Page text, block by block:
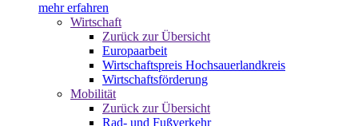
mehr erfahren
Wirtschaft
Zurück zur Übersicht
Europaarbeit
Wirtschaftspreis Hochsauerlandkreis
Wirtschaftsförderung
Mobilität
Zurück zur Übersicht
Rad- und Fußverkehr